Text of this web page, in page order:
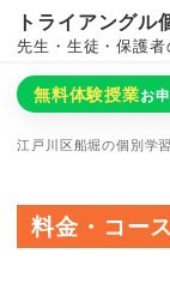
トライアングル
先生・生徒・保護
無料体験授業お
江戸川区船堀の個別学
料金・コース